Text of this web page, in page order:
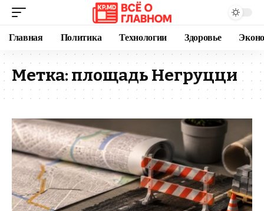
Главная Политика Технологии Здоровье
Метка: площадь Негруцци